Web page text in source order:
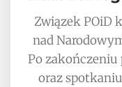
Związek POiD
nad
Po
oraz